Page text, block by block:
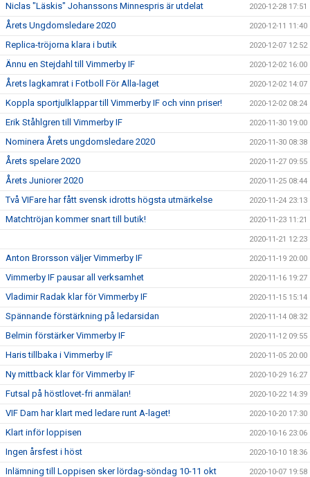
Niclas "Läskis" Johanssons Minnespris är utdelat 2020-12-28 17:51
Årets Ungdomsledare 2020 2020-12-11 11:40
Replica-tröjorna klara i butik 2020-12-07 12:52
Ännu en Stejdahl till Vimmerby IF 2020-12-02 16:00
Årets lagkamrat i Fotboll För Alla-laget 2020-12-02 14:07
Koppla sportjulklappar till Vimmerby IF och vinn priser! 2020-12-02 08:24
Erik Ståhlgren till Vimmerby IF 2020-11-30 19:00
Nominera Årets ungdomsledare 2020 2020-11-30 08:38
Årets spelare 2020 2020-11-27 09:55
Årets Juniorer 2020 2020-11-25 08:44
Två VIFare har fått svensk idrotts högsta utmärkelse 2020-11-24 23:13
Matchtröjan kommer snart till butik! 2020-11-23 11:21
2020-11-21 12:23
Anton Brorsson väljer Vimmerby IF 2020-11-19 20:00
Vimmerby IF pausar all verksamhet 2020-11-16 19:27
Vladimir Radak klar för Vimmerby IF 2020-11-15 15:14
Spännande förstärkning på ledarsidan 2020-11-14 08:32
Belmin förstärker Vimmerby IF 2020-11-12 09:55
Haris tillbaka i Vimmerby IF 2020-11-05 20:00
Ny mittback klar för Vimmerby IF 2020-10-29 16:27
Futsal på höstlovet-fri anmälan! 2020-10-22 14:39
VIF Dam har klart med ledare runt A-laget! 2020-10-20 17:30
Klart inför loppisen 2020-10-16 23:06
Ingen årsfest i höst 2020-10-10 18:36
Inlämning till Loppisen sker lördag-söndag 10-11 okt 2020-10-07 19:58